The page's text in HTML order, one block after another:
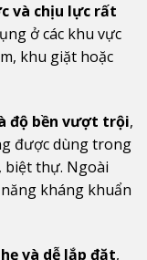
và chịu lực rất
ở các khu vực
khu giặt hoặc
độ bền vượt trội,
được dùng trong
biệt thự. Ngoài
kháng khuẩn
và dễ lắp đặt,